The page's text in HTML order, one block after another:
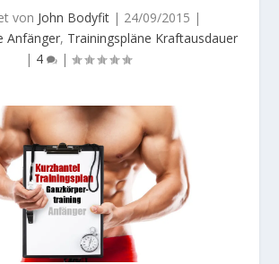
von John Bodyfit | 24/09/2015 |
Anfänger, Trainingspläne Kraftausdauer
| 4 |